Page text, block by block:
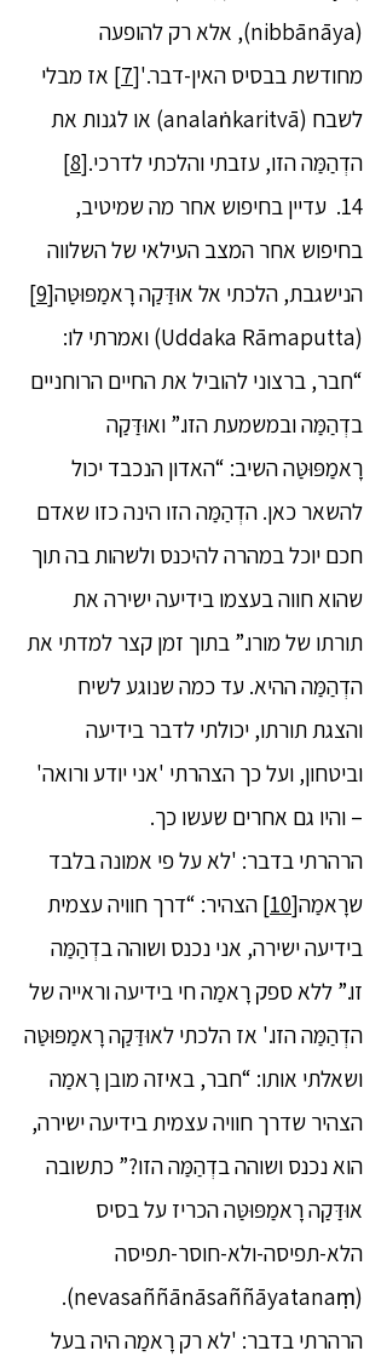
(nibbānāya), אלא רק להופעה
מחודשת בבסיס האין-דבר.'[7]
אז מבלי
לשבח (analaṅkaritvā) או לגנות את
הדְהַמַּה הזו, עזבתי והלכתי לדרכי.[8]
14. עדיין בחיפוש אחר מה שמיטיב,
בחיפוש אחר המצב העילאי של השלווה
הנישגבת, הלכתי אל אוּדַּקַה רָאמַפּוּטַּה[9]
(Uddaka Rāmaputta) ואמרתי לו:
“חבר, ברצוני להוביל את החיים הרוחניים
בדְהַמַּה ובמשמעת הזו.” ואוּדַּקַה
רָאמַפּוּטַּה השיב: “האדון הנכבד יכול
להשאר כאן. הדְהַמַּה הזו הינה כזו שאדם
חכם יוכל במהרה להיכנס ולשהות בה תוך
שהוא חווה בעצמו בידיעה ישירה את
תורתו של מורו.” בתוך זמן קצר למדתי את
הדְהַמַּה ההיא. עד כמה שנוגע לשיח
והצגת תורתו, יכולתי לדבר בידיעה
וביטחון, ועל כך הצהרתי 'אני יודע ורואה'
– והיו גם אחרים שעשו כך.
הרהרתי בדבר: 'לא על פי אמונה בלבד
שרָאמַה[10]
הצהיר: “דרך חוויה עצמית
בידיעה ישירה, אני נכנס ושוהה בדְהַמַּה
זו.” ללא ספק רָאמַה חי בידיעה וראייה של
הדְהַמַּה הזו.' אז הלכתי לאוּדַּקַה רָאמַפּוּטַּה
ושאלתי אותו: “חבר, באיזה מובן רָאמַה
הצהיר שדרך חוויה עצמית בידיעה ישירה,
הוא נכנס ושוהה בדְהַמַּה הזו?” כתשובה
אוּדַּקַה רָאמַפּוּטַּה הכריז על בסיס
הלא-תפיסה-ולא-חוסר-תפיסה
(nevasaññānāsaññāyatanaṃ).
הרהרתי בדבר: 'לא רק רָאמַה היה בעל